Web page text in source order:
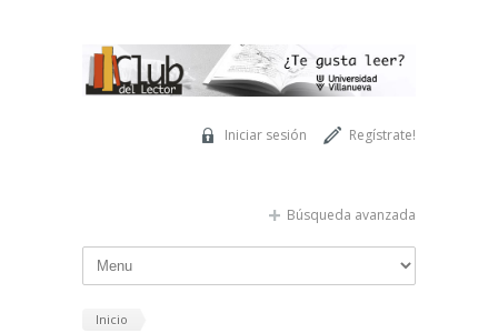
Regístrate!
Iniciar sesión
Búsqueda avanzada
Inicio